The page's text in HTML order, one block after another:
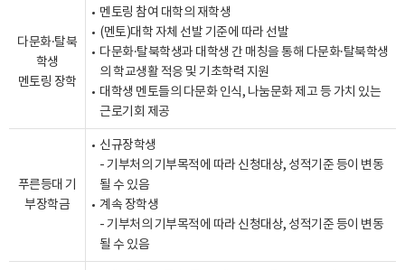
다문화·탈북
학생
멘토링 장학
멘토링 참여 대학의 재학생
(멘토)대학 자체 선발 기준에 따라 선발
다문화·탈북학생과 대학생 간 매칭을 통해 다문화·탈북학생
의 학교생활 적응 및 기초학력 지원
대학생 멘토들의 다문화 인식, 나눔문화 제고 등 가치 있는
근로기회 제공
푸른등대 기
부장학금
신규장학생
- 기부처의 기부목적에 따라 신청대상, 성적기준 등이 변동
될 수 있음
계속 장학생
- 기부처의 기부목적에 따라 신청대상, 성적기준 등이 변동
될 수 있음